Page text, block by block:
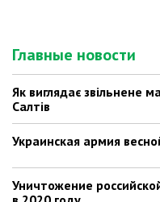
Главные новости
Як виглядає звільнене
Салтів
Украинская армия
Уничтожение